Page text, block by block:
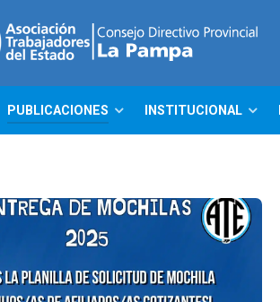
PUBLICACIONES INSTITUCIONAL